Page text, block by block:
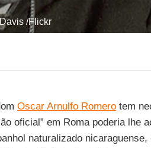
/Flickr
Oscar Arnulfo Romerotem
oficial” em Roma poderia lhe
naturalizado